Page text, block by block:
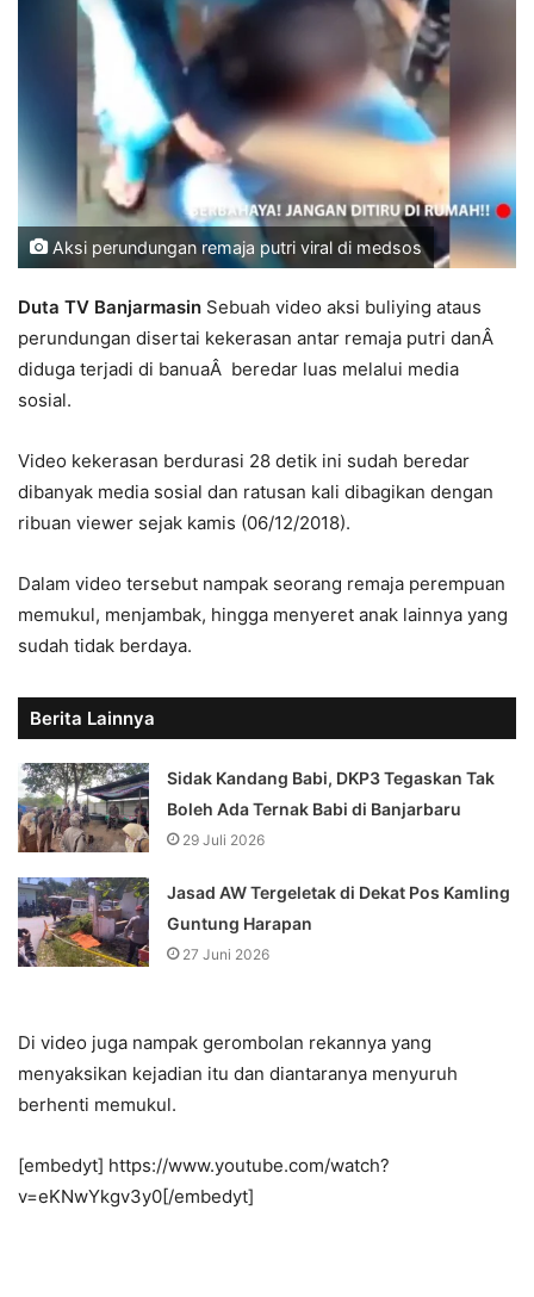
Aksi perundungan remaja putri viral di medsos
Duta TV Banjarmasin Sebuah video aksi buliying ataus
perundungan disertai kekerasan antar remaja putri danÂ
diduga terjadi di banuaÂ beredar luas melalui media
sosial.
Video kekerasan berdurasi 28 detik ini sudah beredar
dibanyak media sosial dan ratusan kali dibagikan dengan
ribuan viewer sejak kamis (06/12/2018).
Dalam video tersebut nampak seorang remaja perempuan
memukul, menjambak, hingga menyeret anak lainnya yang
sudah tidak berdaya.
Berita Lainnya
Sidak Kandang Babi, DKP3 Tegaskan Tak
Boleh Ada Ternak Babi di Banjarbaru
29 Juli 2026
Jasad AW Tergeletak di Dekat Pos Kamling
Guntung Harapan
27 Juni 2026
Di video juga nampak gerombolan rekannya yang
menyaksikan kejadian itu dan diantaranya menyuruh
berhenti memukul.
[embedyt] https://www.youtube.com/watch?
v=eKNwYkgv3y0[/embedyt]